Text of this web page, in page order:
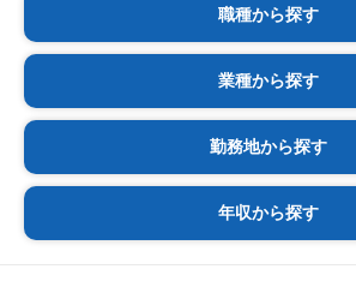
職種から探す
業種から探す
勤務地から探す
年収から探す